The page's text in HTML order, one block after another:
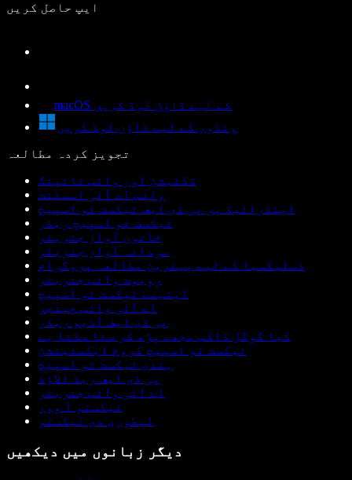
ایپ حاصل کریں
macOS کے لیے ڈاؤن لوڈ کریں
ونڈوز کے لیے ڈاؤن لوڈ کریں
تجویز کردہ مطالعہ
ڈکٹیشن اور وائس ٹائپنگ
وائس اے آئی اسسٹنٹ
اینڈرائیڈ پر پی ڈی ایف ٹیکسٹ ٹو اسپیچ
ٹیکسٹ ٹو اسپیچ ریڈر
خاتون آواز جنریٹر
مردانہ آواز جنریٹر
ڈسلیکسیا کے لیے بہترین مطالعہ پروگرام
روبوٹ وائس جنریٹر
اینیمے ٹیکسٹ ٹو اسپیچ
اے آئی وائس چینجر
پی ڈی ایف آڈیو ریڈر
کیا گوگل ڈاکس مجھے پڑھ کر سنا سکتا ہے
ٹیکسٹ ٹو اسپیچ کروم ایکسٹینشن
ہندی ٹیکسٹ ٹو اسپیچ
پی ڈی ایف ریڈ الاؤڈ
اے آئی وائس جنریٹر
ٹیکستو آ ووز
لیطوری دی ٹیکسٹو
دیگر زبانوں میں دیکھیں